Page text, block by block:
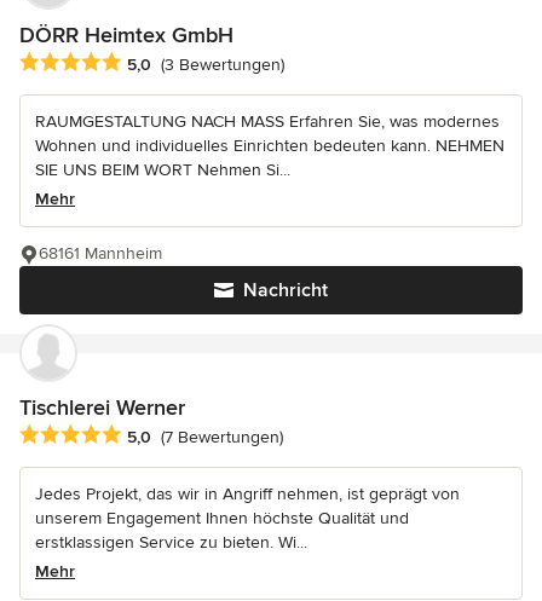
DÖRR Heimtex GmbH
Durchschnittliche Bewertung: 5 von 5 Sternen
5,0 (3 Bewertungen)
RAUMGESTALTUNG NACH MASS Erfahren Sie, was modernes
Wohnen und individuelles Einrichten bedeuten kann. NEHMEN
SIE UNS BEIM WORT Nehmen Si...
Mehr
Nachricht
68161 Mannheim
Tischlerei Werner
Durchschnittliche Bewertung: 5 von 5 Sternen
5,0 (7 Bewertungen)
Jedes Projekt, das wir in Angriff nehmen, ist geprägt von
unserem Engagement Ihnen höchste Qualität und
erstklassigen Service zu bieten. Wi...
Mehr